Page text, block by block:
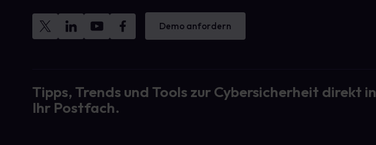
Demo anfordern
Tipps, Trends und Tools zur Cybersicherheit direkt in
Ihr Postfach.